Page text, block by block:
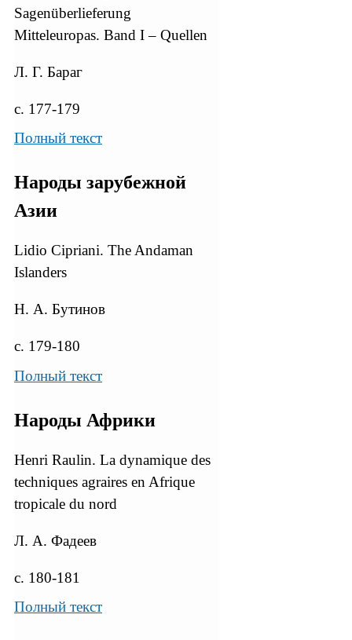
Sagenüberlieferung
Mitteleuropas. Band I – Quellen
Л. Г. Бараг
с. 177-179
Полный текст
Народы зарубежной
Азии
Lidio Cipriani. The Andaman
Islanders
Н. А. Бутинов
с. 179-180
Полный текст
Народы Африки
Henri Raulin. La dynamique des
techniques agraires en Afrique
tropicale du nord
Л. А. Фадеев
с. 180-181
Полный текст